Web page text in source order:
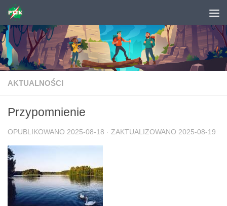
Skip to content
AKTUALNOŚCI
Przypomnienie
OPUBLIKOWANO 2025-08-18 · ZAKTUALIZOWANO 2025-08-19